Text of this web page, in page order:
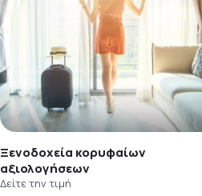
Ξενοδοχεία κορυφαίων
αξιολογήσεων
Δείτε την τιμή